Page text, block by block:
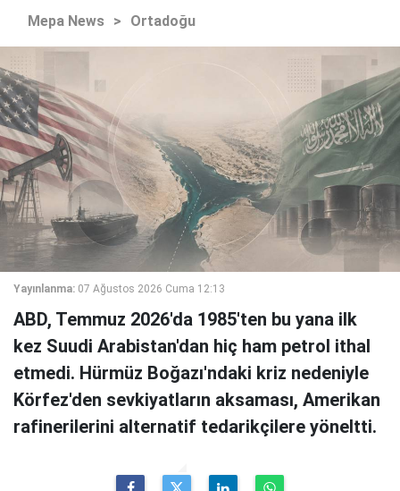
Mepa News > Ortadoğu
Yayınlanma: 07 Ağustos 2026 Cuma 12:13
ABD, Temmuz 2026'da 1985'ten bu yana ilk
kez Suudi Arabistan'dan hiç ham petrol ithal
etmedi. Hürmüz Boğazı'ndaki kriz nedeniyle
Körfez'den sevkiyatların aksaması, Amerikan
rafinerilerini alternatif tedarikçilere yöneltti.